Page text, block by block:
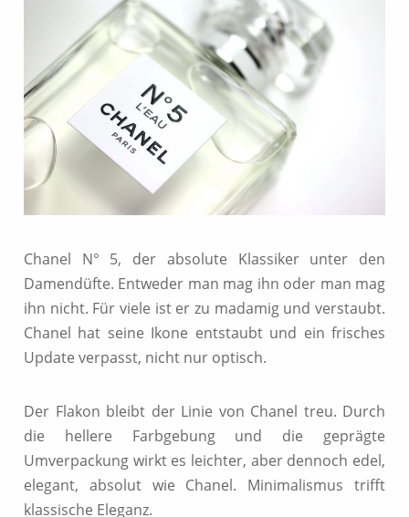
Chanel N° 5, der absolute Klassiker unter den
Damendüfte. Entweder man mag ihn oder man mag
ihn nicht. Für viele ist er zu madamig und verstaubt.
Chanel hat seine Ikone entstaubt und ein frisches
Update verpasst, nicht nur optisch.
Der Flakon bleibt der Linie von Chanel treu. Durch
die hellere Farbgebung und die geprägte
Umverpackung wirkt es leichter, aber dennoch edel,
elegant, absolut wie Chanel. Minimalismus trifft
klassische Eleganz.